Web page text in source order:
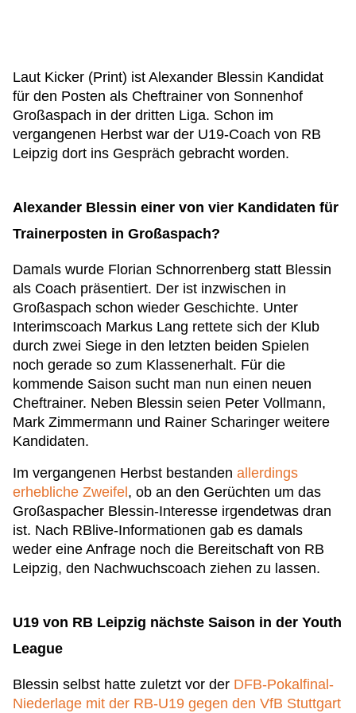
Laut Kicker (Print) ist Alexander Blessin Kandidat
für den Posten als Cheftrainer von Sonnenhof
Großaspach in der dritten Liga. Schon im
vergangenen Herbst war der U19-Coach von RB
Leipzig dort ins Gespräch gebracht worden.
Alexander Blessin einer von vier Kandidaten für
Trainerposten in Großaspach?
Damals wurde Florian Schnorrenberg statt Blessin
als Coach präsentiert. Der ist inzwischen in
Großaspach schon wieder Geschichte. Unter
Interimscoach Markus Lang rettete sich der Klub
durch zwei Siege in den letzten beiden Spielen
noch gerade so zum Klassenerhalt. Für die
kommende Saison sucht man nun einen neuen
Cheftrainer. Neben Blessin seien Peter Vollmann,
Mark Zimmermann und Rainer Scharinger weitere
Kandidaten.
Im vergangenen Herbst bestanden allerdings
erhebliche Zweifel , ob an den Gerüchten um das
Großaspacher Blessin-Interesse irgendetwas dran
ist. Nach RBlive-Informationen gab es damals
weder eine Anfrage noch die Bereitschaft von RB
Leipzig, den Nachwuchscoach ziehen zu lassen.
U19 von RB Leipzig nächste Saison in der Youth
League
Blessin selbst hatte zuletzt vor der DFB-Pokalfinal-
Niederlage mit der RB-U19 gegen den VfB Stuttgart